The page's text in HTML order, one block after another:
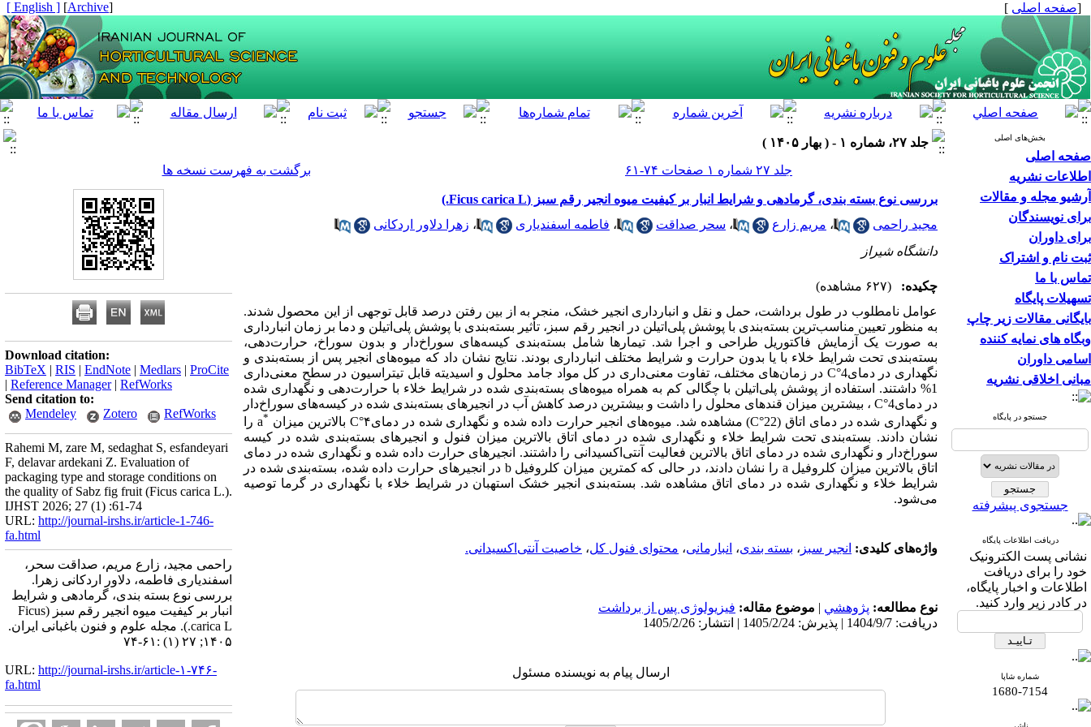
[صفحه اصلی ]
[
Archive
]
[ English ]
بخش‌های اصلی
صفحه اصلی
اطلاعات نشریه
آرشیو مجله و مقالات
برای نویسندگان
برای داوران
ثبت نام و اشتراک
تماس با ما
تسهیلات پایگاه
بایگانی مقالات زیر چاپ
وبگاه های نمایه کننده
اسامی داوران
مبانی اخلاقی نشریه
جستجو در پایگاه
جستجوی پیشرفته
دریافت اطلاعات پایگاه
نشانی پست الکترونیک
خود را برای دریافت
اطلاعات و اخبار پایگاه،
در کادر زیر وارد کنید.
شماره شاپا
1680-7154
جلد ۲۷، شماره ۱ - ( بهار ۱۴۰۵ )
جلد ۲۷ شماره ۱ صفحات ۷۴-۶۱
برگشت به فهرست نسخه ها
بررسی نوع بسته بندی، گرمادهی و شرایط انبار بر کیفیت میوه انجیر رقم سبز (Ficus carica L.)
مجید راحمی
، مریم زارع ، سحر صداقت ، فاطمه اسفندیاری ، زهرا دلاور اردکانی
دانشگاه شیراز
چکیده:
(۶۲۷ مشاهده)
عوامل نامطلوب در طول برداشت، حمل و نقل و انبارداری انجیر خشک، منجر به از بین رفتن درصد قابل توجهی از این محصول شدند.
به منظور تعیین مناسب‌ترین بسته‌بندی با پوشش پلی‌اتیلن در انجیر رقم سبز، تأثیر بسته‌بندی با پوشش پلی‌اتیلن و دما بر زمان انبارداری
به صورت یک آزمایش فاکتوریل طراحی و اجرا شد. تیمارها شامل بسته‌بندی کیسه‌های سوراخ‌دار و بدون سوراخ، حرارت‌دهی،
بسته‌بندی تحت شرایط خلاء با یا بدون حرارت و شرایط مختلف انبارداری بودند. نتایج نشان داد که میوه‌های انجیر پس از بسته‌بندی و
نگهداری در دمای C° 4 در زمان‌های مختلف، تفاوت معنی‌داری در کل مواد جامد محلول و اسیدیته قابل تیتراسیون در سطح معنی‌داری
1% داشتند. استفاده از پوشش پلی‌اتیلن با چگالی کم به همراه میوه‌های بسته‌بندی شده در شرایط خلاء با حرارت‌دهی و نگهداری شده
در دمای C° 4 ، بیشترین میزان قندهای محلول را داشت و بیشترین درصد کاهش آب در انجیرهای بسته‌بندی شده در کیسه‌های سوراخ‌دار
و نگهداری شده در دمای اتاق (
C°22) مشاهده شد. میوه‌های انجیر حرارت داده شده و نگهداری شده در دمای C°۴ بالاترین میزان *
a را
نشان دادند. بسته‌بندی تحت شرایط خلاء و نگهداری شده در دمای اتاق بالاترین میزان فنول و انجیرهای بسته‌بندی شده در کیسه
سوراخ‌دار و نگهداری شده در دمای اتاق بالاترین فعالیت آنتی‌اکسیدانی را داشتند. انجیرهای حرارت داده شده و نگهداری شده در دمای
اتاق بالاترین میزان کلروفیل a را نشان دادند، در حالی که کمترین میزان کلروفیلb در انجیرهای حرارت داده شده، بسته‌بندی شده در
شرایط خلاء و نگهداری شده در دمای اتاق مشاهده شد. بسته‌بندی انجیر خشک استهبان در شرایط خلاء با نگهداری در گرما توصیه
می‌شود.
واژه‌های کلیدی: انجیر سبز ، بسته بندی، انبارمانی، محتوای فنول کل، خاصیت آنتی‌اکسیدانی.
نوع مطالعه: پژوهشي | موضوع مقاله: فیزیولوژی پس از برداشت
دریافت: 1404/9/7 | پذیرش: 1405/2/24 | انتشار: 1405/2/26
ارسال پیام به نویسنده مسئول
Download citation:
BibTeX | RIS | EndNote | Medlars | ProCite
| Reference Manager| RefWorks
Send citation to:
Mendeley
Zotero RefWorks
Rahemi M, zare M, sedaghat S, esfandeyari
F, delavar ardekani Z. Evaluation of
packaging type and storage conditions on
the quality of Sabz fig fruit (Ficus carica L.).
IJHST 2026; 27 (1) :61-74
URL: http://journal-irshs.ir/article-1-746-
fa.html
راحمی مجید، زارع مریم، صداقت سحر،
اسفندیاری فاطمه، دلاور اردکانی زهرا.
بررسی نوع بسته بندی، گرمادهی و شرایط
انبار بر کیفیت میوه انجیر رقم سبز (Ficus
carica L.). مجله علوم و فنون باغبانی ایران.
۱۴۰۵; ۲۷ (۱) :۶۱-۷۴
URL: http://journal-irshs.ir/article-۱-۷۴۶-
fa.html